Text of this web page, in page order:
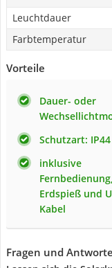
Leuchtdauer
Farbtemperatur
Vorteile
Dauer- oder
Schutzart: IP44
inklusive
Fernbedienung,
Erdspieß und
Kabel
Fragen und